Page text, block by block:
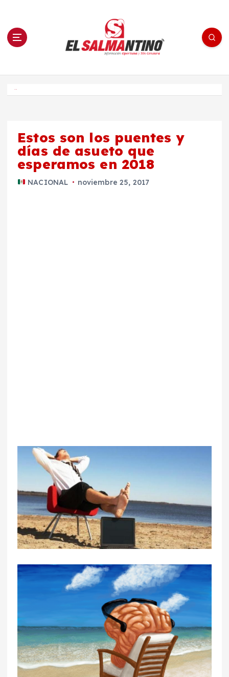
n El Salmantino - medios/noticias/editorial
Estos son los puentes y
días de asueto que
esperamos en 2018
NACIONAL noviembre 25, 2017